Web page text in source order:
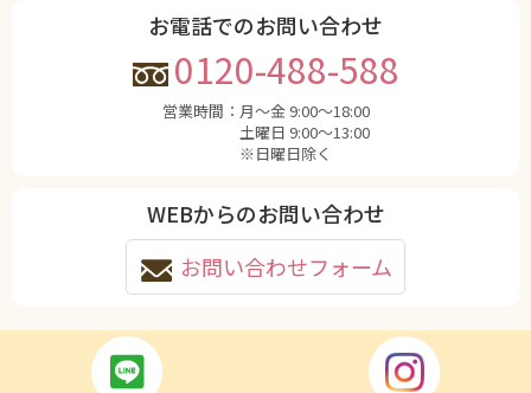
お電話でのお問い合わせ
0120-488-588
営業時間： 月〜金 9:00〜18:00
土曜日 9:00〜13:00
※日曜日除く
WEBからのお問い合わせ
お問い合わせフォーム